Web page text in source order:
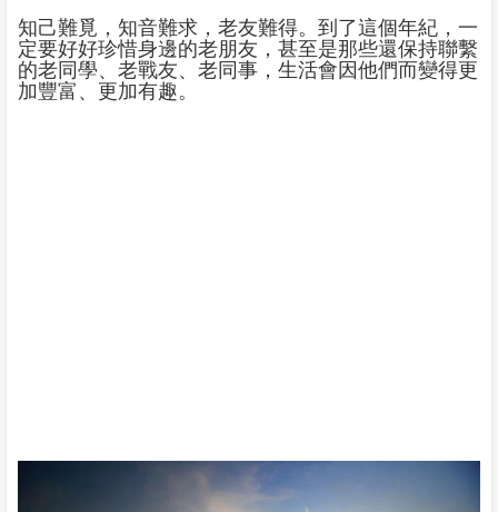
知己難覓，知音難求，老友難得。到了這個年紀，一
定要好好珍惜身邊的老朋友，甚至是那些還保持聯繫
的老同學、老戰友、老同事，生活會因他們而變得更
加豐富、更加有趣。